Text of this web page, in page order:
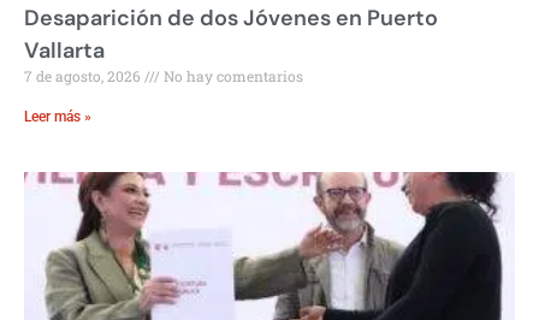
Desaparición de dos Jóvenes en Puerto
Vallarta
7 de agosto, 2026 No hay comentarios
Leer más »